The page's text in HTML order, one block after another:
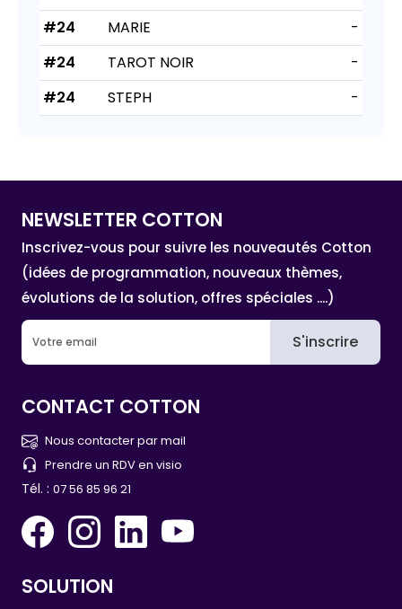
#24
MARIE
-
#24
TAROT NOIR
-
#24
STEPH -
NEWSLETTER COTTON
Inscrivez-vous pour suivre les nouveautés Cotton
(idées de programmation, nouveaux thèmes,
évolutions de la solution, offres spéciales ....)
S'inscrire
CONTACT COTTON
Nous contacter par mail
Prendre un RDV en visio
Tél. : 07 56 85 96 21
SOLUTION